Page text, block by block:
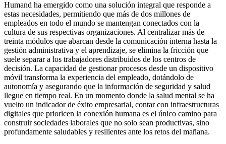
Humand ha emergido como una solución integral que responde a
estas necesidades, permitiendo que más de dos millones de
empleados en todo el mundo se mantengan conectados con la
cultura de sus respectivas organizaciones. Al centralizar más de
treinta módulos que abarcan desde la comunicación interna hasta la
gestión administrativa y el aprendizaje, se elimina la fricción que
suele separar a los trabajadores distribuidos de los centros de
decisión. La capacidad de gestionar procesos desde un dispositivo
móvil transforma la experiencia del empleado, dotándolo de
autonomía y asegurando que la información de seguridad y salud
llegue en tiempo real. En un momento donde la salud mental se ha
vuelto un indicador de éxito empresarial, contar con infraestructuras
digitales que prioricen la conexión humana es el único camino para
construir sociedades laborales que no solo sean productivas, sino
profundamente saludables y resilientes ante los retos del mañana.